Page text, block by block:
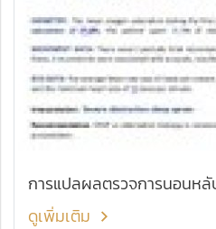
การแปลผลตรวจการนอนหลั
ดูเพิ่มเติม